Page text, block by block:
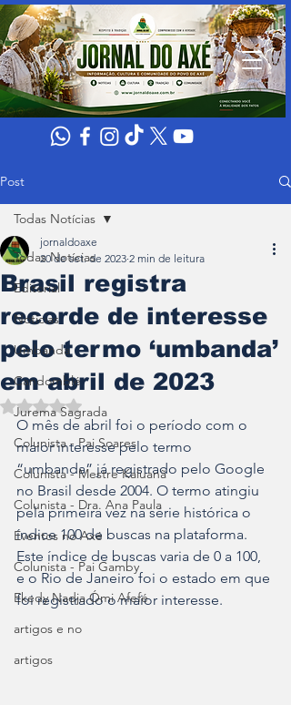
Post
Todas Notícias
Editorial
Noticias
Umbanda
Candomblé
Jurema Sagrada
Colunista - Pai Soares
Colunista - Mestre Kaluanã
Colunista - Dra. Ana Paula
Eventos no Axé
Colunista - Pai Gamby
Ekedy Nadja Ómi Afefé
artigos e no
artigos
Todas Notícias
Brasil registra
recorde de interesse
pelo termo ‘umbanda’
em abril de 2023
jornaldoaxe
20 de set. de 2023 2 min de leitura
Avaliado com NaN de 5 estrelas.
O mês de abril foi o período com o
maior interesse pelo termo
“umbanda” já registrado pelo Google
no Brasil desde 2004. O termo atingiu
pela primeira vez na série histórica o
índice 100 de buscas na plataforma.
Este índice de buscas varia de 0 a 100,
e o Rio de Janeiro foi o estado em que
foi registrado o maior interesse.